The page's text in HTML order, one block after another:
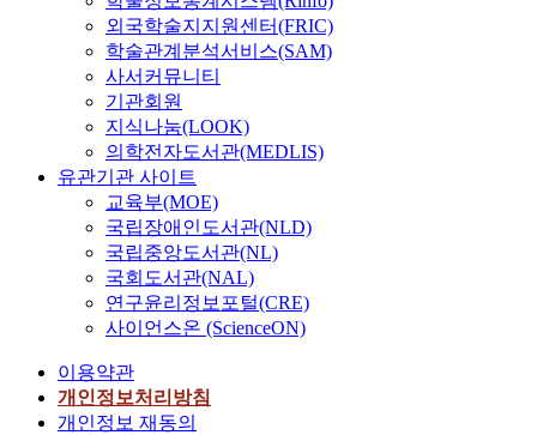
외국학술지지원센터(FRIC)
학술관계분석서비스(SAM)
사서커뮤니티
기관회원
지식나눔(LOOK)
의학전자도서관(MEDLIS)
유관기관 사이트
교육부(MOE)
국립장애인도서관(NLD)
국립중앙도서관(NL)
국회도서관(NAL)
연구윤리정보포털(CRE)
사이언스온 (ScienceON)
이용약관
개인정보처리방침
개인정보 재동의